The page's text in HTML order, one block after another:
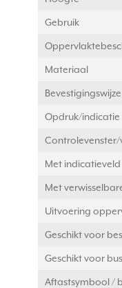
Gebruik
Materiaal
Bevestigingswijze
Opdruk/indicatie
Controlevenster/
Met indicatieveld
Met
Uitvoering
Geschikt voor
Geschikt voor
Aftastsymbool /